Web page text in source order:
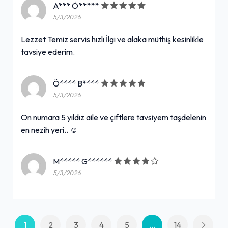
155,00₺
260,00₺
+
A*** Ö*****
5/3/2026
Lezzet Temiz servis hızlı İlgi ve alaka müthiş kesinlikle
tavsiye ederim.
Ö**** B****
5/3/2026
On numara 5 yıldız aile ve çiftlere tavsiyem taşdelenin
en nezih yeri.. ☺
M***** G******
5/3/2026
1 2 3 4 5 ... 14